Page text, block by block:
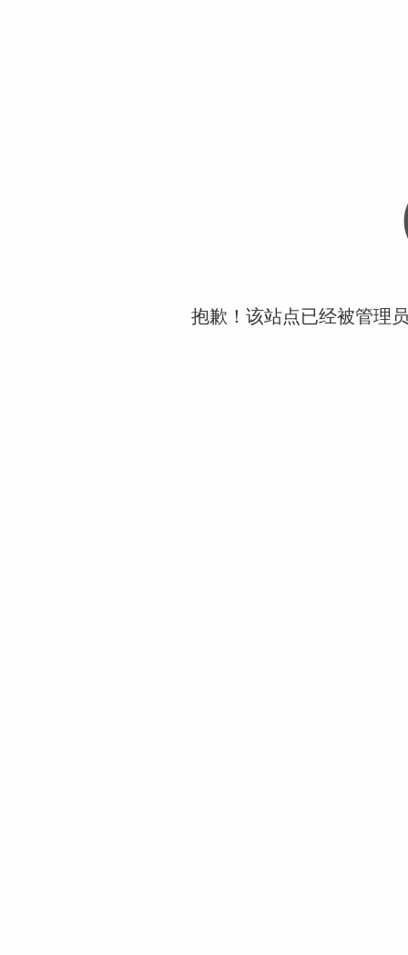
抱歉！该站点已经被管理